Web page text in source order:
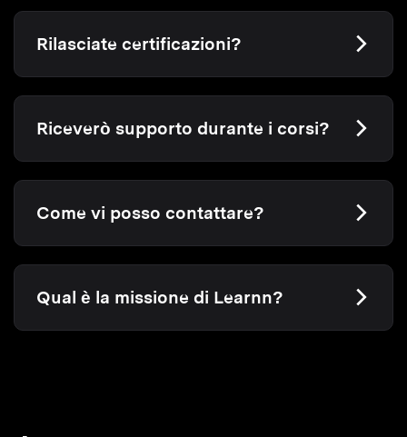
Rilasciate certificazioni?
Riceverò supporto durante i corsi?
Come vi posso contattare?
Qual è la missione di Learnn?